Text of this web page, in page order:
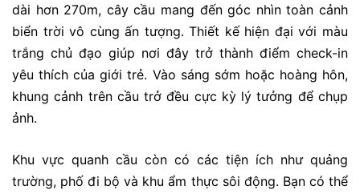
dài hơn 270m, cây cầu mang đến góc nhìn toàn cảnh
biển trời vô cùng ấn tượng. Thiết kế hiện đại với màu
trắng chủ đạo giúp nơi đây trở thành điểm check-in
yêu thích của giới trẻ. Vào sáng sớm hoặc hoàng hôn,
khung cảnh trên cầu trở đều cực kỳ lý tưởng để chụp
ảnh.
Khu vực quanh cầu còn có các tiện ích như quảng
trường, phố đi bộ và khu ẩm thực sôi động. Bạn có thể